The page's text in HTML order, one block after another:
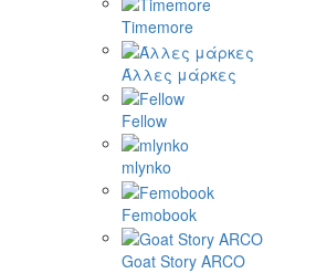
Timemore
Άλλες μάρκες
Fellow
mlynko
Femobook
Goat Story ARCO